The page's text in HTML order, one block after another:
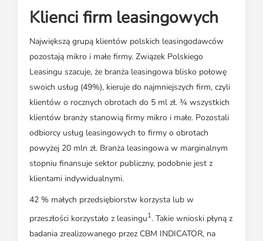
Klienci firm leasingowych
Największą grupą klientów polskich leasingodawców
pozostają mikro i małe firmy. Związek Polskiego
Leasingu szacuje, że branża leasingowa blisko połowę
swoich usług (49%), kieruje do najmniejszych firm, czyli
klientów o rocznych obrotach do 5 ml zł. ¾ wszystkich
klientów branży stanowią firmy mikro i małe. Pozostali
odbiorcy usług leasingowych to firmy o obrotach
powyżej 20 mln zł. Branża leasingowa w marginalnym
stopniu finansuje sektor publiczny, podobnie jest z
klientami indywidualnymi.
42 % małych przedsiębiorstw korzysta lub w
przeszłości korzystało z leasingu1. Takie wnioski płyną z
badania zrealizowanego przez CBM INDICATOR, na